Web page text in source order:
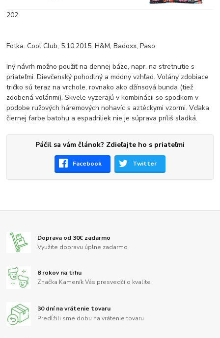
202
Fotka. Cool Club, 5.10.2015, H&M, Badoxx, Paso
Iný návrh možno použiť na dennej báze, napr. na stretnutie s
priateľmi. Dievčenský pohodlný a módny vzhľad. Volány zdobiace
tričko sú teraz na vrchole, rovnako ako džínsová bunda (tiež
zdobená volánmi). Skvele vyzerajú v kombinácii so spodkom v
podobe ružových háremových nohavíc s aztéckymi vzormi. Vďaka
čiernej farbe batohu a espadriliek nie je súprava príliš sladká.
Páčil sa vám článok? Zdieľajte ho s priateľmi
Facebook Twitter
Doprava od 30€ zadarmo
Využite dopravu úplne zadarmo
8 rokov na trhu
Značka Kameník Vás presvedčí o kvalite
30 dní na vrátenie tovaru
Predĺžili sme dobu na vrátenie tovaru